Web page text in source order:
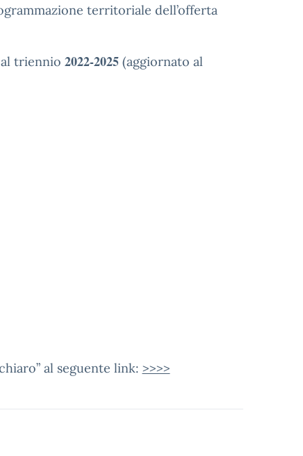
territoriale dell’offerta
triennio 2022-2025 (aggiornato al
al seguente link: >>>>